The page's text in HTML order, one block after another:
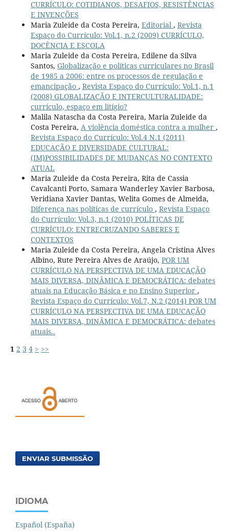
CURRÍCULO: COTIDIANOS, DESAFIOS, RESISTÊNCIAS
E INVENÇÕES
Maria Zuleide da Costa Pereira, Editorial , Revista
Espaço do Currículo: Vol.1, n.2 (2009) CURRÍCULO,
DOCÊNCIA E ESCOLA
Maria Zuleide da Costa Pereira, Edilene da Silva
Santos, Globalização e políticas curriculares no Brasil
de 1985 a 2006: entre os processos de regulação e
emancipação , Revista Espaço do Currículo: Vol.1, n.1
(2008) GLOBALIZAÇÃO E INTERCULTURALIDADE:
currículo, espaço em litígio?
Malila Natascha da Costa Pereira, Maria Zuleide da
Costa Pereira, A violência doméstica contra a mulher ,
Revista Espaço do Currículo: Vol.4 N.1 (2011)
EDUCAÇÃO E DIVERSIDADE CULTURAL:
(IM)POSSIBILIDADES DE MUDANÇAS NO CONTEXTO
ATUAL
Maria Zuleide da Costa Pereira, Rita de Cassia
Cavalcanti Porto, Samara Wanderley Xavier Barbosa,
Veridiana Xavier Dantas, Welita Gomes de Almeida,
Diferença nas políticas de currículo , Revista Espaço
do Currículo: Vol.3, n.1 (2010) POLÍTICAS DE
CURRÍCULO: ENTRECRUZANDO SABERES E
CONTEXTOS
Maria Zuleide da Costa Pereira, Angela Cristina Alves
Albino, Rute Pereira Alves de Araújo, POR UM
CURRÍCULO NA PERSPECTIVA DE UMA EDUCAÇÃO
MAIS DIVERSA, DINÂMICA E DEMOCRÁTICA: debates
atuais na Educação Básica e no Ensino Superior ,
Revista Espaço do Currículo: Vol.7, N.2 (2014) POR UM
CURRÍCULO NA PERSPECTIVA DE UMA EDUCAÇÃO
MAIS DIVERSA, DINÂMICA E DEMOCRÁTICA: debates
atuais..
1 2 3 4 > >>
ENVIAR SUBMISSÃO
IDIOMA
Español (España)